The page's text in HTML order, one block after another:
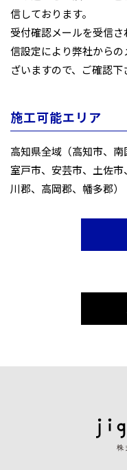
信しております。
受付確認メールを受信
信設定により弊社から
ざいますので、ご確認下
施工可能エリア
高知県全域（高知市、南
室戸市、安芸市、土佐
川郡、高岡郡、幡多郡）